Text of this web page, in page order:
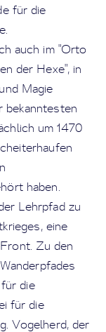
für die
auch im "Orto
der Hexe", in
Magie
bekanntesten
um 1470
haben.
Lehrpfad zu
eine
Zu den
die
für die
Vogelherd, der